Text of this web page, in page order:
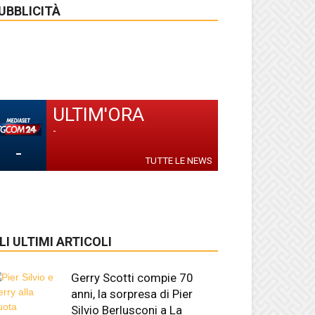
-
ULTIM'ORA
-
TUTTE LE NEWS
ULTIMI ARTICOLI
Gerry Scotti compie 70
anni, la sorpresa di Pier
Silvio Berlusconi a La